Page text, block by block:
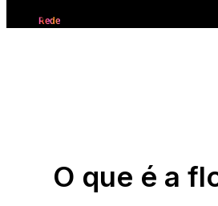
Rede
O que é a